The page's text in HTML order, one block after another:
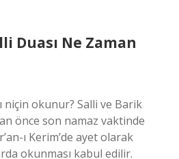
Duası Ne Zaman
niçin okunur? Salli ve Barik
önce son namaz vaktinde
ı Kerim’de ayet olarak
okunması kabul edilir.